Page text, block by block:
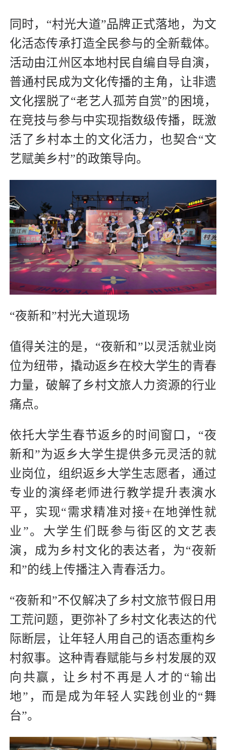
同时，“村光大道”品牌正式落地，为文
化活态传承打造全民参与的全新载体。
活动由江州区本地村民自编自导自演，
普通村民成为文化传播的主角，让非遗
文化摆脱了“老艺人孤芳自赏”的困境，
在竞技与参与中实现指数级传播，既激
活了乡村本土的文化活力，也契合“文
艺赋美乡村”的政策导向。
“夜新和”村光大道现场
值得关注的是，“夜新和”以灵活就业岗
位为纽带，撬动返乡在校大学生的青春
力量，破解了乡村文旅人力资源的行业
痛点。
依托大学生春节返乡的时间窗口，“夜
新和”为返乡大学生提供多元灵活的就
业岗位，组织返乡大学生志愿者，通过
专业的演绎老师进行教学提升表演水
平，实现“需求精准对接+在地弹性就
业”。大学生们既参与街区的文艺表
演，成为乡村文化的表达者，为“夜新
和”的线上传播注入青春活力。
“夜新和”不仅解决了乡村文旅节假日用
工荒问题，更弥补了乡村文化表达的代
际断层，让年轻人用自己的语态重构乡
村叙事。这种青春赋能与乡村发展的双
向共赢，让乡村不再是人才的“输出
地”，而是成为年轻人实践创业的“舞
台”。